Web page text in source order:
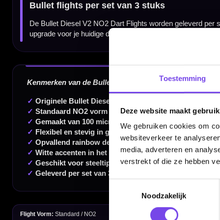
Toestemming
Deze website maakt
We gebruiken cookies om
websiteverkeer te
media, adverteren en
verstrekt of die ze hebben
Noodzakelijk
Dartspecialist sinds 2016
20.000+ artikelen op voorraad
350m² fysieke dartwinkel
Deskundig advies van echte darters
Gratis verzending vanaf €40
Handige links
Contact
Verzendingen